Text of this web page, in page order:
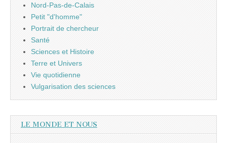
Nord-Pas-de-Calais
Petit "d'homme"
Portrait de chercheur
Santé
Sciences et Histoire
Terre et Univers
Vie quotidienne
Vulgarisation des sciences
LE MONDE ET NOUS